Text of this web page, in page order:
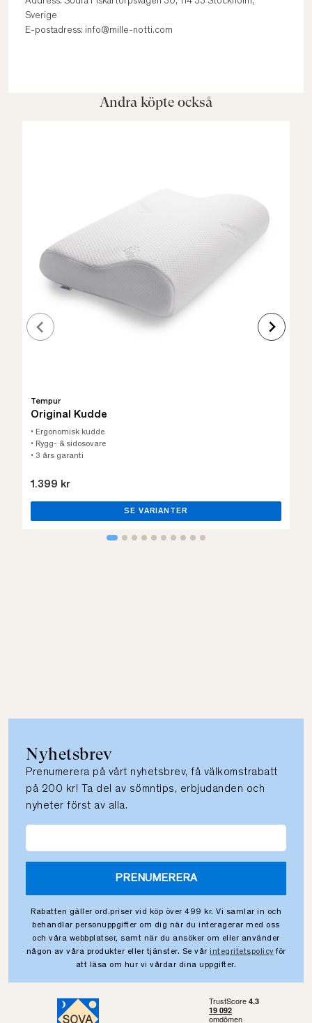
Sverige
E-postadress: info@mille-notti.com
Andra köpte också
Tempur
Original Kudde
• Ergonomisk kudde
• Rygg- & sidosovare
• 3 års garanti
1.399 kr
SE VARIANTER
Nyhetsbrev
Prenumerera på vårt nyhetsbrev, få välkomstrabatt
på 200 kr! Ta del av sömntips, erbjudanden och
nyheter först av alla.
PRENUMERERA
Rabatten gäller ord.priser vid köp över 499 kr. Vi samlar in och
behandlar personuppgifter om dig när du interagerar med oss
och våra webbplatser, samt när du ansöker om eller använder
någon av våra produkter eller tjänster. Se vår integritetspolicy för
att läsa om hur vi vårdar dina uppgifter.